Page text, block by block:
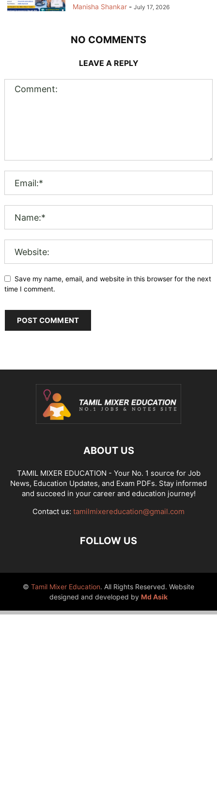
Manisha Shankar - July 17, 2026
NO COMMENTS
LEAVE A REPLY
Save my name, email, and website in this browser for the next
time I comment.
ABOUT US
TAMIL MIXER EDUCATION - Your No. 1 source for Job
News, Education Updates, and Exam PDFs. Stay informed
and succeed in your career and education journey!
Contact us: tamilmixereducation@gmail.com
FOLLOW US
© Tamil Mixer Education. All Rights Reserved. Website
designed and developed by Md Asik